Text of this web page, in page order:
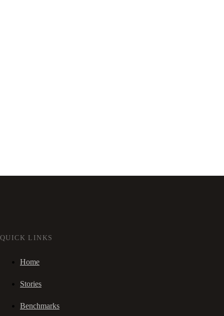
QUICK LINKS
Home
Stories
Benchmarks